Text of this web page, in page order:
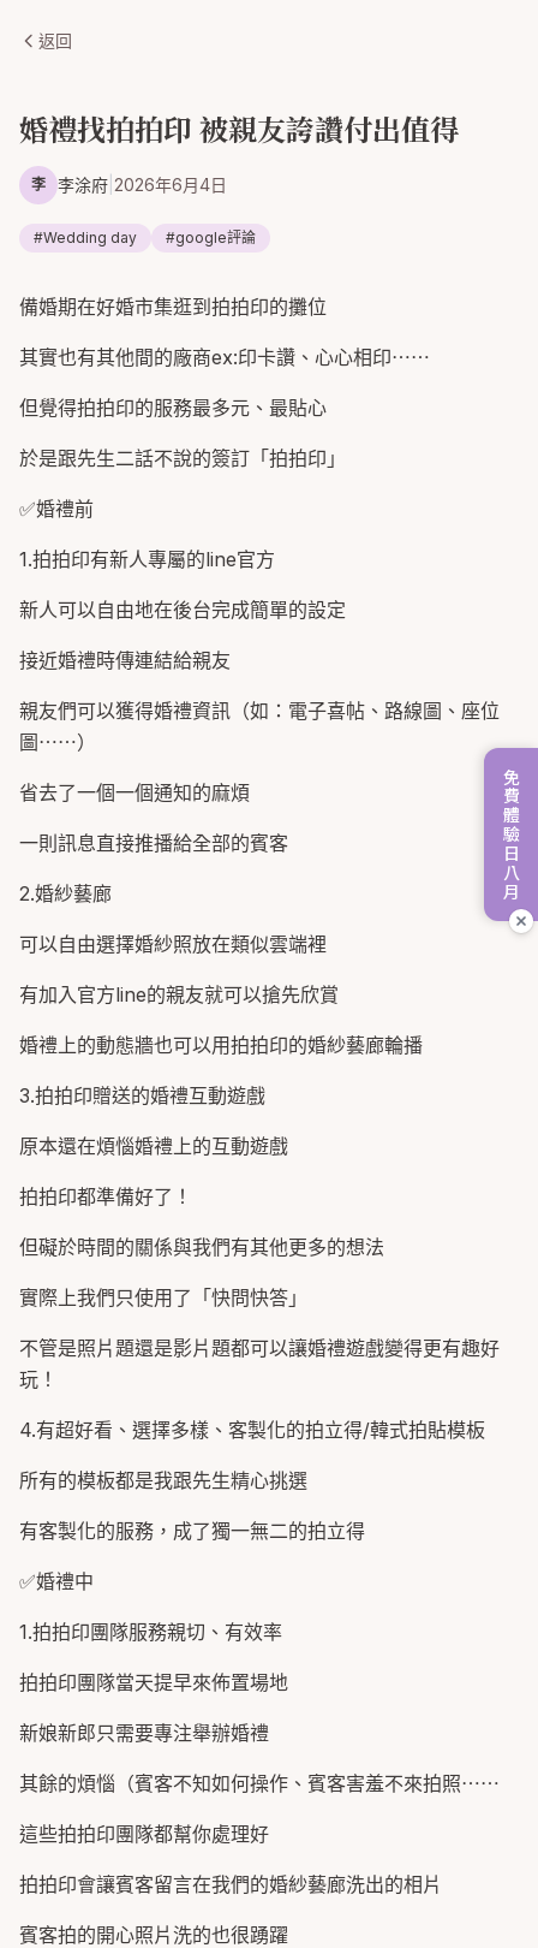
免費體驗日八月
返回
婚禮找拍拍印 被親友誇讚付出值得
李 李涂府 2026年6月4日
#Wedding day #google評論
備婚期在好婚市集逛到拍拍印的攤位
其實也有其他間的廠商ex:印卡讚、心心相印⋯⋯
但覺得拍拍印的服務最多元、最貼心
於是跟先生二話不說的簽訂「拍拍印」
✅婚禮前
1.拍拍印有新人專屬的line官方
新人可以自由地在後台完成簡單的設定
接近婚禮時傳連結給親友
親友們可以獲得婚禮資訊（如：電子喜帖、路線圖、座位
圖⋯⋯）
省去了一個一個通知的麻煩
一則訊息直接推播給全部的賓客
2.婚紗藝廊
可以自由選擇婚紗照放在類似雲端裡
有加入官方line的親友就可以搶先欣賞
婚禮上的動態牆也可以用拍拍印的婚紗藝廊輪播
3.拍拍印贈送的婚禮互動遊戲
原本還在煩惱婚禮上的互動遊戲
拍拍印都準備好了！
但礙於時間的關係與我們有其他更多的想法
實際上我們只使用了「快問快答」
不管是照片題還是影片題都可以讓婚禮遊戲變得更有趣好
玩！
4.有超好看、選擇多樣、客製化的拍立得/韓式拍貼模板
所有的模板都是我跟先生精心挑選
有客製化的服務，成了獨一無二的拍立得
✅婚禮中
1.拍拍印團隊服務親切、有效率
拍拍印團隊當天提早來佈置場地
新娘新郎只需要專注舉辦婚禮
其餘的煩惱（賓客不知如何操作、賓客害羞不來拍照⋯⋯
這些拍拍印團隊都幫你處理好
拍拍印會讓賓客留言在我們的婚紗藝廊洗出的相片
賓客拍的開心照片洗的也很踴躍